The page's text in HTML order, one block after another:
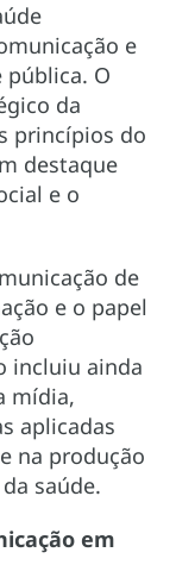
e
pública. O
da
princípios do
destaque
e o
de
e o papel
incluiu ainda
mídia,
aplicadas
na produção
saúde.
em